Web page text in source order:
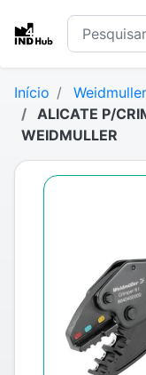
Início Weidmuller
ALICATE P/
WEIDMULLER